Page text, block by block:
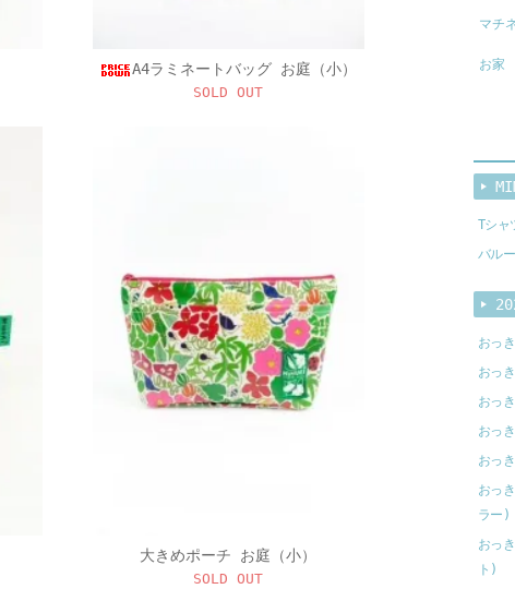
A4ラミネートバッグ お庭（小）
SOLD OUT
大きめポーチ お庭（小）
SOLD OUT
マチ
お家
Tシャ
バル
おっ
おっ
おっ
おっ
おっ
おっ
ラー)
おっ
ト)